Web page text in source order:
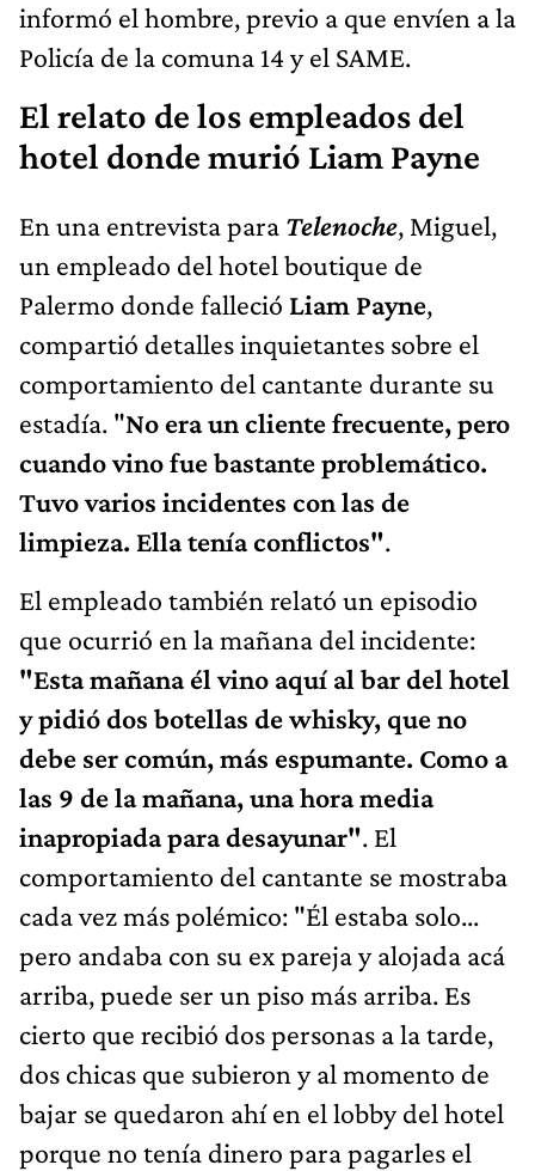
informó el hombre, previo a que envíen a la
Policía de la comuna 14 y el SAME.
El relato de los empleados del
hotel donde murió Liam Payne
En una entrevista para Telenoche, Miguel,
un empleado del hotel boutique de
Palermo donde falleció Liam Payne,
compartió detalles inquietantes sobre el
comportamiento del cantante durante su
estadía. "No era un cliente frecuente, pero
cuando vino fue bastante problemático.
Tuvo varios incidentes con las de
limpieza. Ella tenía conflictos".
El empleado también relató un episodio
que ocurrió en la mañana del incidente:
"Esta mañana él vino aquí al bar del hotel
y pidió dos botellas de whisky, que no
debe ser común, más espumante. Como a
las 9 de la mañana, una hora media
inapropiada para desayunar". El
comportamiento del cantante se mostraba
cada vez más polémico: "Él estaba solo...
pero andaba con su ex pareja y alojada acá
arriba, puede ser un piso más arriba. Es
cierto que recibió dos personas a la tarde,
dos chicas que subieron y al momento de
bajar se quedaron ahí en el lobby del hotel
porque no tenía dinero para pagarles el